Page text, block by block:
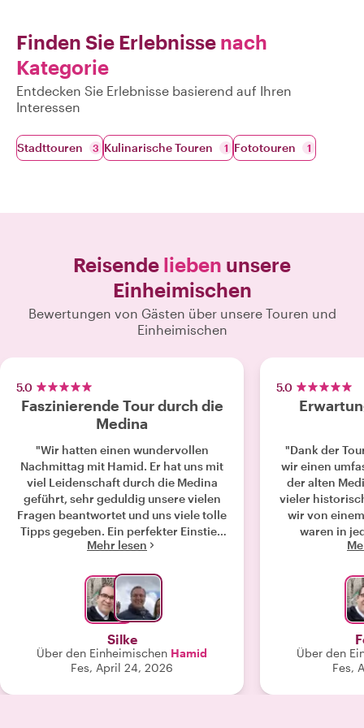
Finden Sie Erlebnisse nach
Kategorie
Entdecken Sie Erlebnisse basierend auf Ihren
Interessen
Stadttouren 3 Kulinarische Touren 1 Fototouren 1
Reisende lieben unsere
Einheimischen
Bewertungen von Gästen über unsere Touren und
Einheimischen
5.0
Faszinierende Tour durch die
Medina
"Wir hatten einen wundervollen
Nachmittag mit Hamid. Er hat uns mit
viel Leidenschaft durch die Medina
geführt, sehr geduldig unsere vielen
Fragen beantwortet und uns viele tolle
Tipps gegeben. Ein perfekter Einstieg
für unser Wochenende in Fès. Wir
wünschen können, vielen Dank
Hamid!"
Mehr lesen
Silke
Über den Einheimischen Hamid
Fes, April 24, 2026
5.0
"Dank der
wir einen
der alten
vieler
wir von
waren in
zufrieden mit
Über den
Fes,